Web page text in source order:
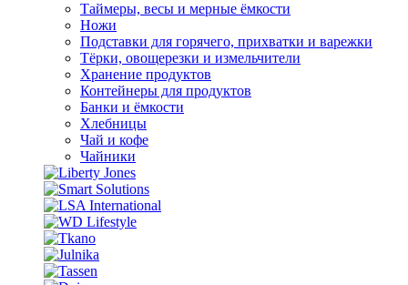
Таймеры, весы и мерные ёмкости
Ножи
Подставки для горячего, прихватки и варежки
Тёрки, овощерезки и измельчители
Хранение продуктов
Контейнеры для продуктов
Банки и ёмкости
Хлебницы
Чай и кофе
Чайники